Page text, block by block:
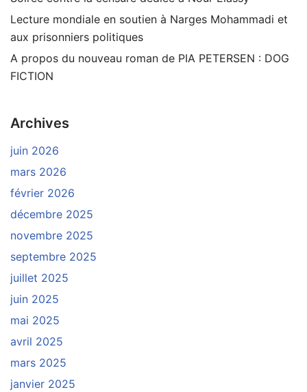
Lecture mondiale en soutien à Narges Mohammadi et
aux prisonniers politiques
A propos du nouveau roman de PIA PETERSEN : DOG
FICTION
Archives
juin 2026
mars 2026
février 2026
décembre 2025
novembre 2025
septembre 2025
juillet 2025
juin 2025
mai 2025
avril 2025
mars 2025
janvier 2025